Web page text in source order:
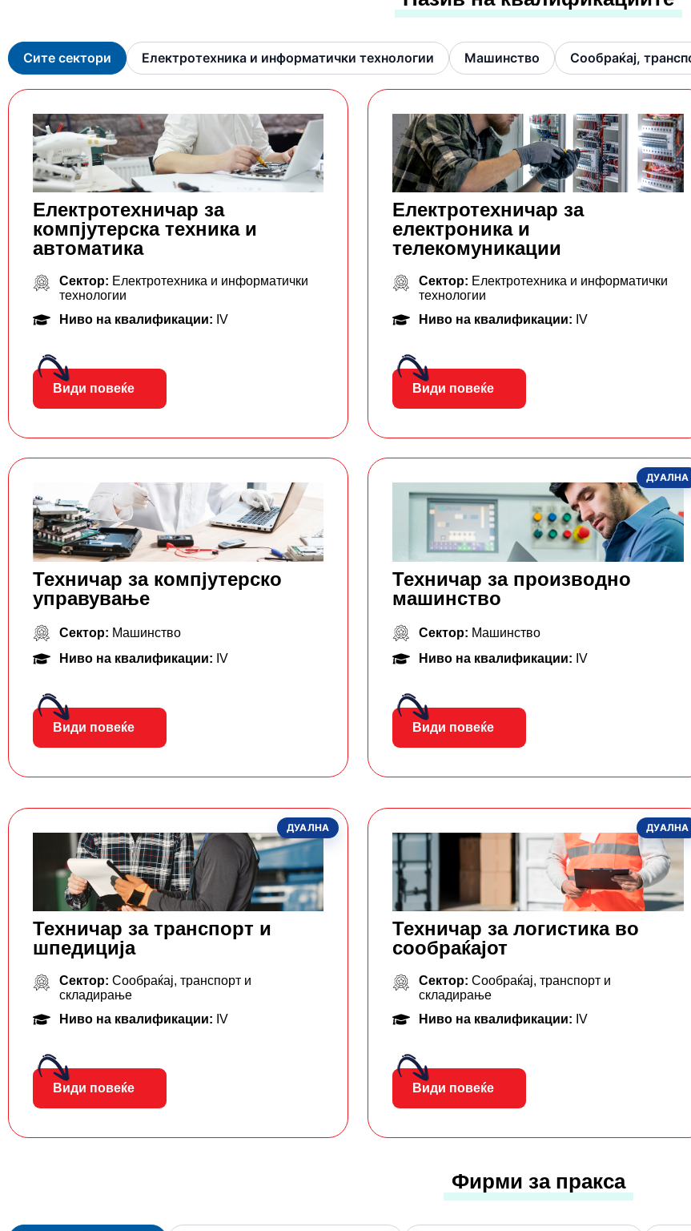
Сите сектори Електротехника и информатички технологии Машинство Сообраќај,
Електротехничар за
компјутерска техника и
автоматика
Сектор: Електротехника и информатички
технологии
Ниво на квалификации: IV
Види повеќе
Електротехничар за
електроника и
телекомуникации
Сектор: Електротехника и информатички
технологии
Ниво на квалификации: IV
Види повеќе
Техничар за компјутерско
управување
Сектор: Машинство
Ниво на квалификации: IV
Види повеќе
ДУАЛНА
Техничар за производно
машинство
Сектор: Машинство
Ниво на квалификации: IV
Види повеќе
ДУАЛНА
Техничар за транспорт и
шпедиција
Сектор: Сообраќај, транспорт и
складирање
Ниво на квалификации: IV
Види повеќе
ДУАЛНА
Техничар за логистика во
сообраќајот
Сектор: Сообраќај, транспорт и
складирање
Ниво на квалификации: IV
Види повеќе
Фирми за пракса